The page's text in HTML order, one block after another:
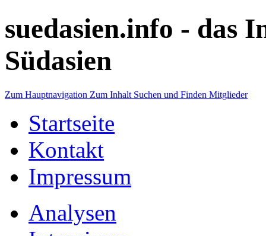
suedasien.info - das
Südasien
Zum Hauptnavigation Zum Inhalt Suchen und Finden Mitglieder
Startseite
Kontakt
Impressum
Analysen